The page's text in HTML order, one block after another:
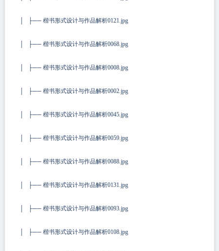
│ ├── 楷书形式设计与作品解析0121.jpg
│ ├── 楷书形式设计与作品解析0068.jpg
│ ├── 楷书形式设计与作品解析0008.jpg
│ ├── 楷书形式设计与作品解析0002.jpg
│ ├── 楷书形式设计与作品解析0045.jpg
│ ├── 楷书形式设计与作品解析0059.jpg
│ ├── 楷书形式设计与作品解析0088.jpg
│ ├── 楷书形式设计与作品解析0131.jpg
│ ├── 楷书形式设计与作品解析0093.jpg
│ ├── 楷书形式设计与作品解析0108.jpg